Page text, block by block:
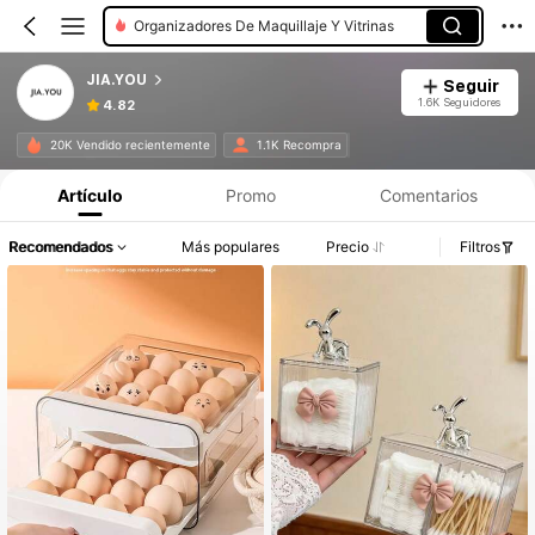
Organizadores De Maquillaje Y Vitrinas
JIA.YOU
4.82
Seguir
1.6K Seguidores
20K Vendido recientemente 1.1K Recompra
Artículo Promo Comentarios
Recomendados Más populares Precio Filtros